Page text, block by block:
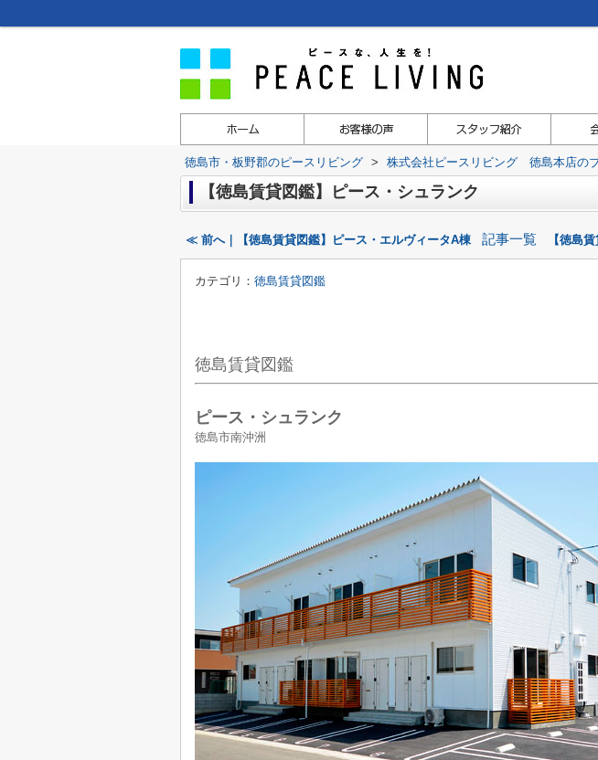
徳島市・板野郡のピースリビング > 株式会社ピースリビング 徳島本店の
【徳島賃貸図鑑】ピース・シュランク
≪ 前へ｜【徳島賃貸図鑑】ピース・エルヴィータA棟 記事一覧 【徳島
カテゴリ： 徳島賃貸図鑑
徳島賃貸図鑑
ピース・シュランク
徳島市南沖洲